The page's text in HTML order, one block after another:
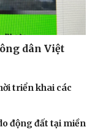
- Gia đình
dân Việt
triển khai các
động đất tại miền